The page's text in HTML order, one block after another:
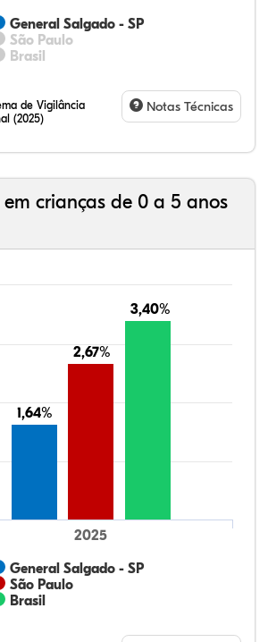
General Salgado - SP
São Paulo
Brasil
de Vigilância
(2025)
Notas Técnicas
em crianças de 0 a 5 anos
1,64%
1,64%
2,67%
2,67%
3,40%
3,40%
General Salgado - SP
São Paulo
Brasil
2025